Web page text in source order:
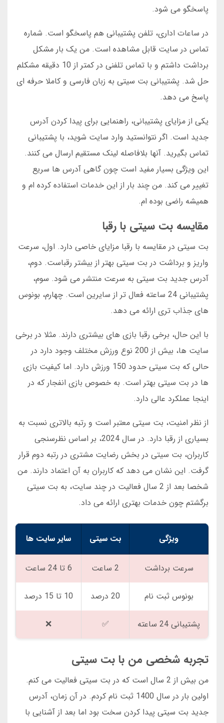
پاسخگو می شود.
در ساعات اداری، تلفن پشتیبانی هم پاسخگو است. شماره
تماس در سایت قابل مشاهده است. من یک بار مشکل
برداشت داشتم و با تماس تلفنی در کمتر از 10 دقیقه مشکلم
حل شد. پشتیبانی بت سیتی به زبان فارسی و کاملا حرفه ای
پاسخ می دهد.
یکی از مزایای پشتیبانی، راهنمایی برای پیدا کردن آدرس
جدید است. اگر نتوانستید وارد سایت شوید، با پشتیبانی
تماس بگیرید. آنها بلافاصله لینک مستقیم ارسال می کنند.
این ویژگی بسیار مفید است چون گاهی آدرس ها سریع
تغییر می کند. من چند بار از این خدمات استفاده کرده ام و
همیشه راضی بوده ام.
مقایسه بت سیتی با رقبا
بت سیتی در مقایسه با رقبا مزایای خاصی دارد. اول، سرعت
واریز و برداشت در بت سیتی بهتر از بیشتر رقباست. دوم،
آدرس جدید بت سیتی به سرعت منتشر می شود. سوم،
پشتیبانی 24 ساعته فعال تر از سایرین است. چهارم، بونوس
های جذاب تری ارائه می دهد.
با این حال، برخی رقبا بازی های بیشتری دارند. مثلا در برخی
سایت ها، بیش از 200 نوع ورزش مختلف وجود دارد در
حالی که بت سیتی حدود 150 ورزش دارد. اما کیفیت بازی
ها در بت سیتی بهتر است. به خصوص بازی انفجار که در
اینجا عملکرد عالی دارد.
از نظر امنیت، بت سیتی معتبر است و رتبه بالاتری نسبت به
بسیاری از رقبا دارد. در سال 2024، بر اساس نظرسنجی
کاربران، بت سیتی در بخش رضایت مشتری در رتبه دوم قرار
گرفت. این نشان می دهد که کاربران به آن اعتماد دارند. من
شخصا بعد از 2 سال فعالیت در چند سایت، به بت سیتی
برگشتم چون خدمات بهتری ارائه می داد.
ویژگی بت سیتی سایر سایت ها
سرعت برداشت 2 ساعت 6 تا 24 ساعت
بونوس ثبت نام 20 درصد 10 تا 15 درصد
پشتیبانی 24 ساعته ✅
❌
تجربه شخصی من با بت سیتی
من بیش از 2 سال است که در بت سیتی فعالیت می کنم.
اولین بار در سال 1400 ثبت نام کردم. در آن زمان، آدرس
جدید بت سیتی پیدا کردن سخت بود اما بعد از آشنایی با